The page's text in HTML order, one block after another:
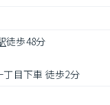
徒歩48分
丁目下車 徒歩2分